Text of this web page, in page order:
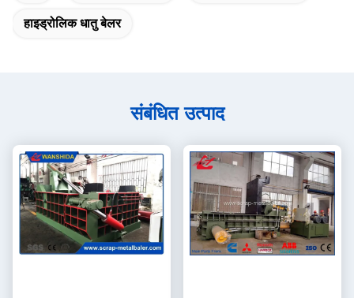
हाइड्रोलिक धातु बेलर
संबंधित उत्पाद